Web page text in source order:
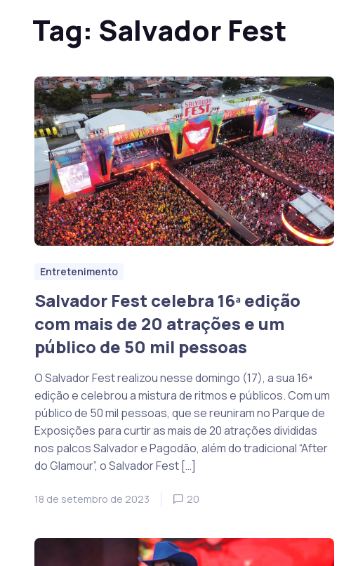
Tag: Salvador Fest
Entretenimento
Salvador Fest celebra 16ª edição
com mais de 20 atrações e um
público de 50 mil pessoas
O Salvador Fest realizou nesse domingo (17), a sua 16ª
edição e celebrou a mistura de ritmos e públicos. Com um
público de 50 mil pessoas, que se reuniram no Parque de
Exposições para curtir as mais de 20 atrações divididas
nos palcos Salvador e Pagodão, além do tradicional “After
do Glamour”, o Salvador Fest […]
18 de setembro de 2023 20